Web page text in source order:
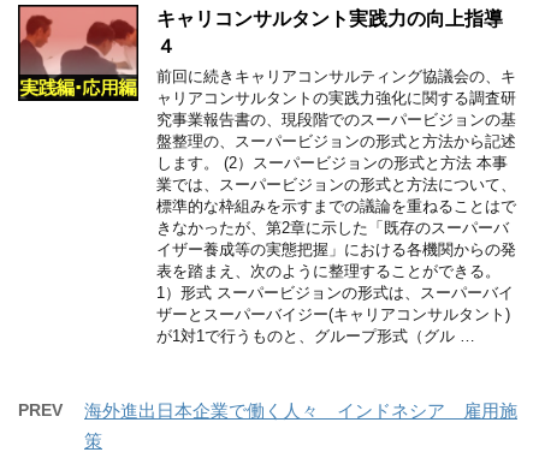
キャリコンサルタント実践力の向上指導
４
前回に続きキャリアコンサルティング協議会の、キ
ャリアコンサルタントの実践力強化に関する調査研
究事業報告書の、現段階でのスーパービジョンの基
盤整理の、スーパービジョンの形式と方法から記述
します。 (2）スーパービジョンの形式と方法 本事
業では、スーパービジョンの形式と方法について、
標準的な枠組みを示すまでの議論を重ねることはで
きなかったが、第2章に示した「既存のスーパーバ
イザー養成等の実態把握」における各機関からの発
表を踏まえ、次のように整理することができる。
1）形式 スーパービジョンの形式は、スーパーバイ
ザーとスーパーバイジー(キャリアコンサルタント)
が1対1で行うものと、グループ形式（グル …
PREV
海外進出日本企業で働く人々＿インドネシア＿雇用施
策